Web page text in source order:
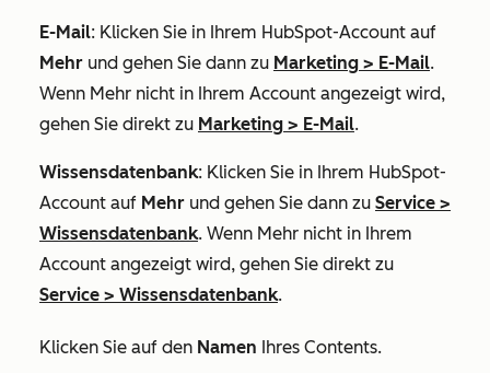
E-Mail: Klicken Sie in Ihrem HubSpot-Account auf
Mehr und gehen Sie dann zu Marketing > E-Mail.
Wenn Mehr nicht in Ihrem Account angezeigt wird,
gehen Sie direkt zu Marketing > E-Mail.
Wissensdatenbank: Klicken Sie in Ihrem HubSpot-
Account auf Mehr und gehen Sie dann zu Service >
Wissensdatenbank. Wenn Mehr nicht in Ihrem
Account angezeigt wird, gehen Sie direkt zu
Service > Wissensdatenbank.
Klicken Sie auf den Namen Ihres Contents.